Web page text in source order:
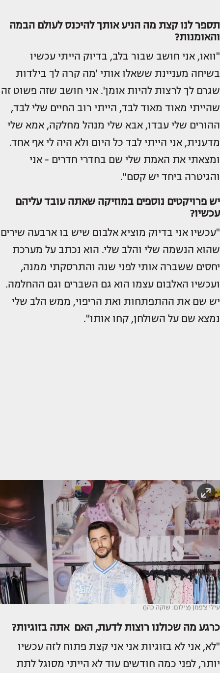
תספר לנו קצת מה הניע אותך להיכנס לעולם הבמה
והאומנות?
"וואו, אני חושב שבור בלב, בדיוק הייתי עכשיו
בשיחה מעניינת ששאלו אותי 'מה קרה לך בילדות
שגרם לך לרצות להיות אומן'. אני חושב שזה פשוט זה
שהייתי מאוד מאוד לבד, הייתי רוב החיים שלי לבד,
ההורים שלי עבדו, אבא שלי מנהל מחלקה, אמא שלי
מדענית, אני הייתי לבד כל היום ולא היה לי אף אחד.
ומצאתי את האמת שלי שם בחדרי חדרים - אני
והגיטרה ביחד יש קסם".
יש פרויקטים נוספים במוזיקה שאתה עובד עליהם
עכשיו?
"עכשיו אני בדיוק מוציא אלבום שיש בו ארבעה שירים
שהוא הנשמה שלי והלב שלי. הוא נכתב על מערכת
יחסים ששברה אותי לפני שנה והתרסקתי ממנה,
ועכשיו האלבום עצמו הוא גם השברים וגם ההחלמה.
יש שם את ההתפתחות ואת הריפוי, ממש הלב שלי
נמצא שם על השולחן, קחו אותו".
עילי צ'פמן (צילום: שוקה כהן)
כרגע מה שכולנו רוצות לדעת, האם אתה בזוגיות?
"לא, אני לא בזוגיות אני אני קצת פתוח לזה עכשיו
יותר, לפני כמה חודשים עוד לא הייתי מסוגל לתת